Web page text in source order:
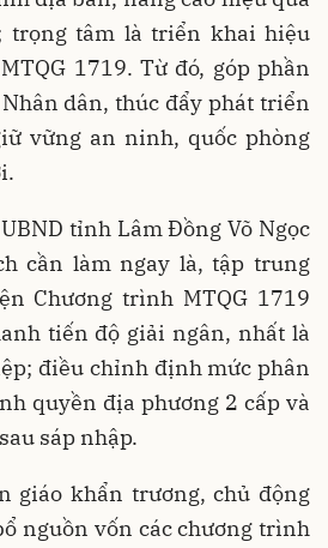
trọng tâm là triển khai hiệu
1719. Từ đó, góp phần
dân, thúc đẩy phát triển
vững an ninh, quốc phòng
tỉnh Lâm Đồng Võ Ngọc
cần làm ngay là, tập trung
Chương trình MTQG 1719
tiến độ giải ngân, nhất là
điều chỉnh định mức phân
quyền địa phương 2 cấp và
sáp nhập.
giáo khẩn trương, chủ động
nguồn vốn các chương trình